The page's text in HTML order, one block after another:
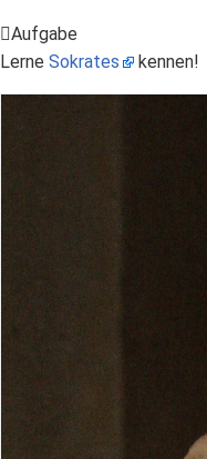
Aufgabe
Lerne Sokrates kennen!